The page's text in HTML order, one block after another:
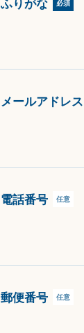
必須
メールアドレス
電話番号 任意
郵便番号 任意